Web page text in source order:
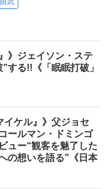
》ジェイソン・ステ
する!!《「眠眠打破」
イケル』》父ジョセ
ールマン・ドミンゴ
ュー“観客を魅了した
の想いを語る”《日本